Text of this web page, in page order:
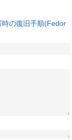
の復旧手順(Fedor
↑
↑